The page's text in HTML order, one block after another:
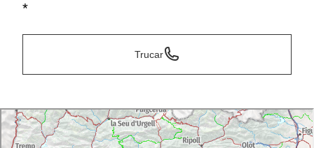
*
Trucar